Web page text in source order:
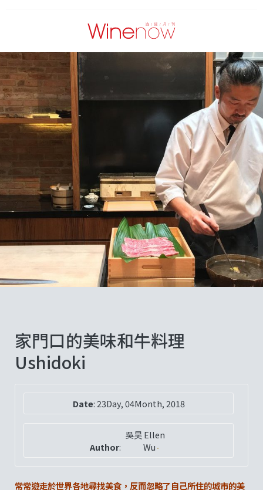
家門口的美味和牛料理
Ushidoki
Date:23Day, 04Month, 2018
Author:
吳昊 Ellen
Wu
常常遊走於世界各地尋找美食，反而忽略了自己所住的城市的美